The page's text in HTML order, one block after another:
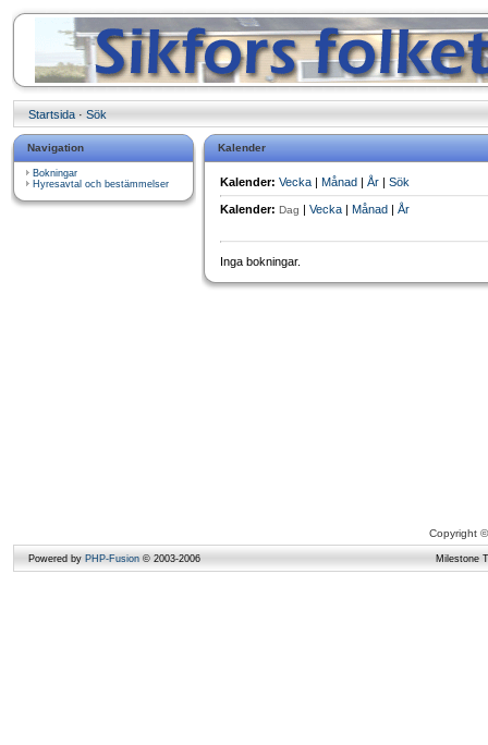
Startsida · Sök
Navigation
Bokningar
Hyresavtal och bestämmelser
Kalender
Kalender: Vecka | Månad | År | Sök
Kalender: Dag | Vecka | Månad | År
Inga bokningar.
Copyright
Powered by PHP-Fusion © 2003-2006 Milestone